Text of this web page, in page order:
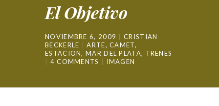
El Objetivo
NOVIEMBRE 6, 2009
CRISTIAN
BECKERLE
ARTE,CAMET,
ESTACION,MAR DEL PLATA, TRENES
4 COMMENTS
IMAGEN